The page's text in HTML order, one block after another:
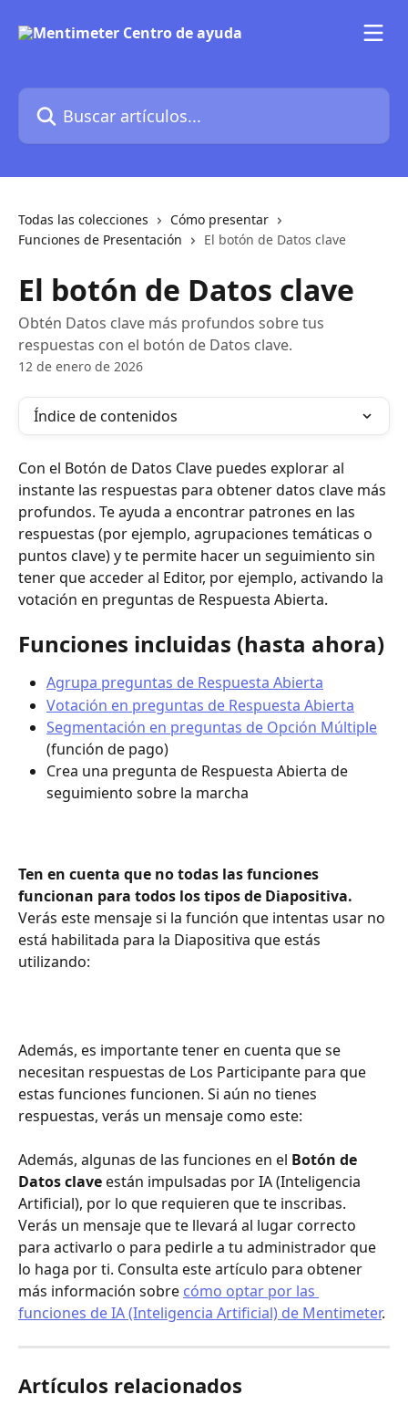
Buscar artículos...
Todas las colecciones
Cómo presentar
Funciones de Presentación
El botón de Datos clave
El botón de Datos clave
Obtén Datos clave más profundos sobre tus
respuestas con el botón de Datos clave.
12 de enero de 2026
Índice de contenidos
Con el Botón de Datos Clave puedes explorar al
instante las respuestas para obtener datos clave más
profundos. Te ayuda a encontrar patrones en las
respuestas (por ejemplo, agrupaciones temáticas o
puntos clave) y te permite hacer un seguimiento sin
tener que acceder al Editor, por ejemplo, activando la
votación en preguntas de Respuesta Abierta.
Funciones incluidas (hasta ahora)
Agrupa preguntas de Respuesta Abierta
Votación en preguntas de Respuesta Abierta
Segmentación en preguntas de Opción Múltiple
(función de pago)
Crea una pregunta de Respuesta Abierta de
seguimiento sobre la marcha
Ten en cuenta que no todas las funciones
funcionan para todos los tipos de Diapositiva.
Verás este mensaje si la función que intentas usar no
está habilitada para la Diapositiva que estás
utilizando:
Además, es importante tener en cuenta que se
necesitan respuestas de Los Participante para que
estas funciones funcionen. Si aún no tienes
respuestas, verás un mensaje como este:
Además, algunas de las funciones en el Botón de
Datos clave están impulsadas por IA (Inteligencia
Artificial), por lo que requieren que te inscribas.
Verás un mensaje que te llevará al lugar correcto
para activarlo o para pedirle a tu administrador que
lo haga por ti. Consulta este artículo para obtener
más información sobre cómo optar por las
funciones de IA (Inteligencia Artificial) de Mentimeter.
Artículos relacionados